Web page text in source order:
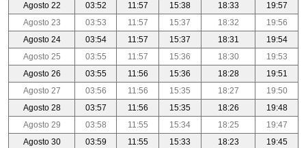
Agosto 22
03:52 11:57 15:38 18:33
19:57
Agosto 23
03:53 11:57 15:37 18:32
19:56
Agosto 24
03:54 11:57 15:37 18:31
19:54
Agosto 25
03:55 11:57 15:36 18:30
19:53
Agosto 26
03:55 11:56 15:36 18:28
19:51
Agosto 27
03:56 11:56 15:35 18:27
19:50
Agosto 28
03:57 11:56 15:35 18:26
19:48
Agosto 29
03:58 11:55 15:34 18:25
19:47
Agosto 30
03:59 11:55 15:33 18:23
19:45